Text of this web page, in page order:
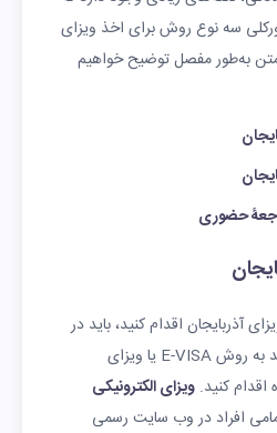
سه نوع روش برای اخذ ویزای
متن به‌طور مفصل توضیح خواهیم
حضوری
آذربایجان اقدام کنید، باید در
نظر داشته باشید که می‌توانید به روش E-VISA یا ویزای
ویزای الکترونیکی
افراد در وب سایت رسمی